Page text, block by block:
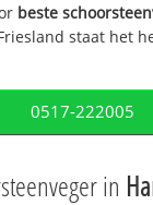
beste
staat het
0517-222005
in